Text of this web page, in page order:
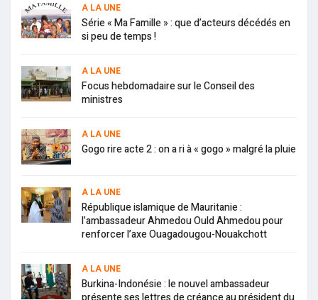
A LA UNE
Série « Ma Famille » : que d’acteurs décédés en
si peu de temps !
A LA UNE
Focus hebdomadaire sur le Conseil des
ministres
A LA UNE
Gogo rire acte 2 : on a ri à « gogo » malgré la pluie
A LA UNE
République islamique de Mauritanie :
l’ambassadeur Ahmedou Ould Ahmedou pour
renforcer l’axe Ouagadougou-Nouakchott
A LA UNE
Burkina-Indonésie : le nouvel ambassadeur